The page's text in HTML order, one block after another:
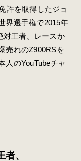
許を取得したジョ
界選手権で2015年
対王者。レースか
売れのZ900RSを
人のYouTubeチャ
、